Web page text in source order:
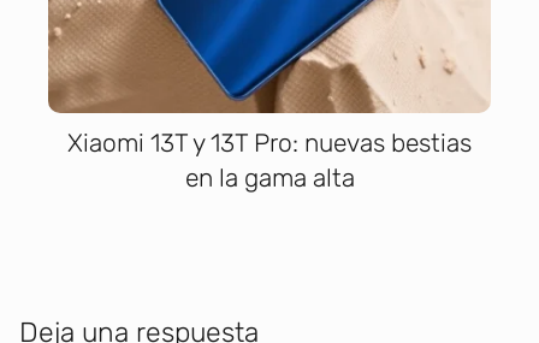
Xiaomi 13T y 13T Pro: nuevas bestias
en la gama alta
Deja una respuesta